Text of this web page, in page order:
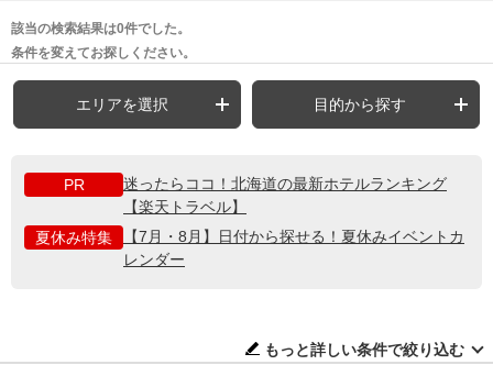
該当の検索結果は0件でした。
条件を変えてお探しください。
エリアを選択 目的から探す
PR
迷ったらココ！北海道の最新ホテルランキング
【楽天トラベル】
夏休み特集
【7月・8月】日付から探せる！夏休みイベントカ
レンダー
もっと詳しい条件で絞り込む